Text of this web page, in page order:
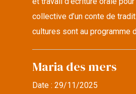
collective d’un conte de
cultures sont au programme
Maria des mers
Date :29/11/2025